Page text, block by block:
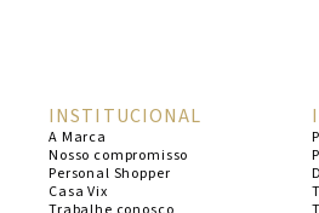
INSTITUCIONAL
A Marca
Nosso compromisso
Personal Shopper
Casa Vix